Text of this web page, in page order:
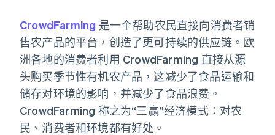
Access to
125+
Authorization
Boost
支付成功率优
化
Link
加速结账
会计自动化
Stripe Sigma
自定义报告
Data Pipeline
数据同步
资金管理
平台
SaaS
按行业
AI 企业
创作者经济
使用代理预配和管理服务
资源
应用程序集成
代码示例
开发者博客
API 状态
产品路线图
Sessions 年度大会
招聘
新闻编辑室
Stripe Press
联系
CrowdFarming 是一个帮助农民直接向消费者销
售农产品的平台，创造了更可持续的供应链。欧
洲各地的消费者利用 CrowdFarming 直接从源
头购买季节性有机农产品，这减少了食品运输和
储存对环境的影响，并减少了食品浪费。
CrowdFarming 称之为“三赢”经济模式：对农
民、消费者和环境都有好处。